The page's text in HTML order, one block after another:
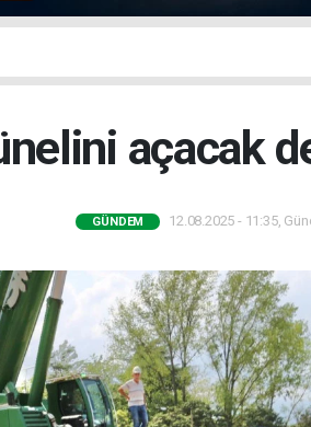
açacak
GÜNDEM 12.08.2025 - 11:35,